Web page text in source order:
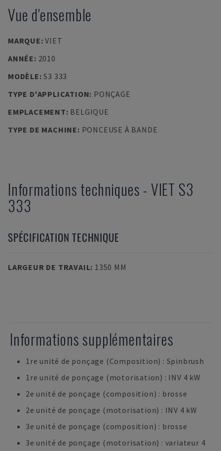
Vue d'ensemble
MARQUE:VIET
ANNÉE: 2010
MODÈLE:S3 333
TYPE D'APPLICATION: PONÇAGE
EMPLACEMENT: BELGIQUE
TYPE DE MACHINE: PONCEUSE À BANDE
Informations techniques - VIET S3
333
SPÉCIFICATION TECHNIQUE
LARGEUR DE TRAVAIL: 1350 MM
Informations supplémentaires
1re unité de ponçage (Composition) : Spinbrush
1re unité de ponçage (motorisation) : INV 4 kW
2e unité de ponçage (composition) : brosse
2e unité de ponçage (motorisation) : INV 4 kW
3e unité de ponçage (composition) : brosse
3e unité de ponçage (motorisation) : variateur 4